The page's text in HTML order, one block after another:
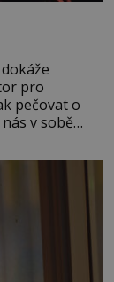
pro
pečovat o
v sobě
znamení
v sobě